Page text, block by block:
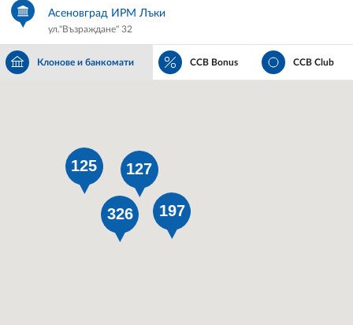
Асеновград ИРМ Лъки
ул."Възраждане" 32
+359 305 23 080; +359884647470
Пон-Пет 08:30-13:00 - 14:00-17:00
Асеновград ИРМ Аркадия
бул."Санкт Петербург" 48
+359 32 290 001; +359884639197
Пон-Пет 08:30-13:00 - 14:00-17:00
Покажи на картата
Клонове и банкомати CCB Bonus CCB Club
326 197
125 127